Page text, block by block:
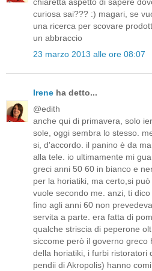
curiosa sai??? :) magari, se
una ricerca per scovare
un abbraccio
23 marzo 2013 alle ore 08:07
Irene ha detto...
@edith
anche qui di primavera, solo
sole, oggi sembra lo stesso.
si, d'accordo. il panino è da
alla tele. io ultimamente mi
greci anni 50 60 in bianco e
per la horiatiki, ma certo,si
vuole secondo me. anzi, ti
fino agli anni 60 non
servita a parte. era fatta di
qualche striscia di peperone
siccome però il governo greco
della horiatiki, i furbi ristoratori
pendii di Akropolis) hanno